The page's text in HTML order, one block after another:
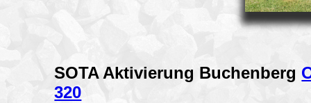
SOTA Aktivierung Buchenberg
320